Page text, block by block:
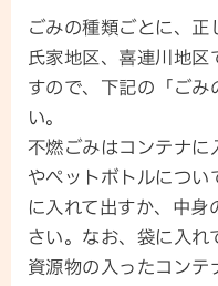
ごみの種類ごとに、正
氏家地区、喜連川地
すので、下記の「ごみ
い。
不燃ごみはコンテナに
やペットボトルについ
に入れて出すか、中身
さい。なお、袋に入れ
資源物の入ったコンテ